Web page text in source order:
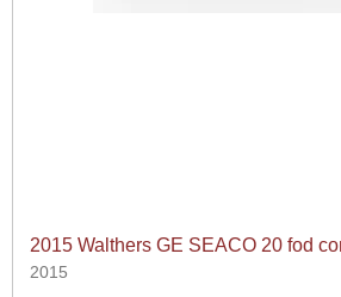
2015 Walthers GE SEACO 20 fod
2015